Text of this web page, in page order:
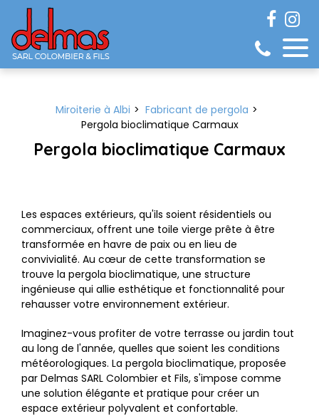
Miroiterie à Albi
Fabricant de pergola
Pergola bioclimatique Carmaux
Pergola bioclimatique Carmaux
Les espaces extérieurs, qu'ils soient résidentiels ou
commerciaux, offrent une toile vierge prête à être
transformée en havre de paix ou en lieu de
convivialité. Au cœur de cette transformation se
trouve la pergola bioclimatique, une structure
ingénieuse qui allie esthétique et fonctionnalité pour
rehausser votre environnement extérieur.
Imaginez-vous profiter de votre terrasse ou jardin tout
au long de l'année, quelles que soient les conditions
météorologiques. La pergola bioclimatique, proposée
par Delmas SARL Colombier et Fils, s'impose comme
une solution élégante et pratique pour créer un
espace extérieur polyvalent et confortable.
Panneau de gestion des cookies